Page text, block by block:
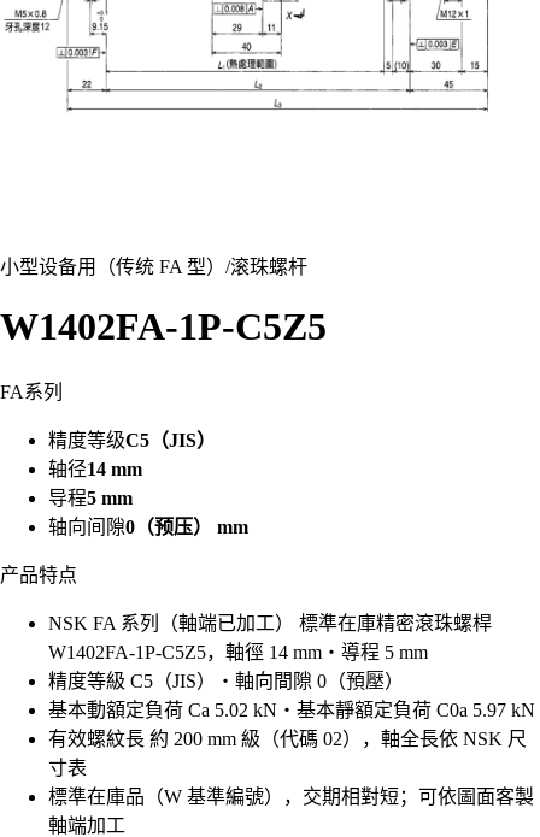
小型设备用（传统 FA 型） /滚珠螺杆
W1402FA-1P-C5Z5
FA系列
精度等级C5（JIS）
轴径14 mm
导程5 mm
轴向间隙0（预压） mm
产品特点
NSK FA 系列（軸端已加工） 標準在庫精密滾珠螺桿
W1402FA-1P-C5Z5，軸徑 14 mm・導程 5 mm
精度等級 C5（JIS）・軸向間隙 0（預壓）
基本動額定負荷 Ca 5.02 kN・基本靜額定負荷 C0a 5.97 kN
有效螺紋長 約 200 mm 級（代碼 02），軸全長依 NSK 尺
寸表
標準在庫品（W 基準編號），交期相對短；可依圖面客製
軸端加工